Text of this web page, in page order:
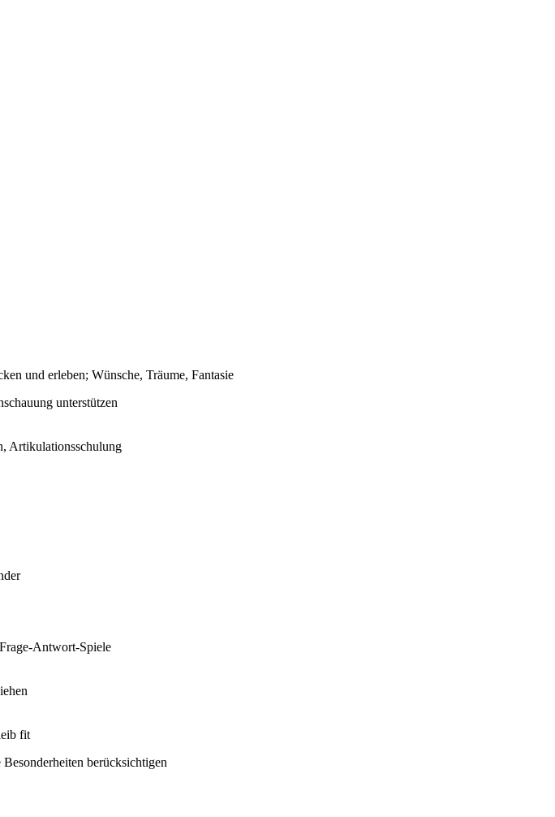
und erleben; Wünsche, Träume, Fantasie
unterstützen
Artikulationsschulung
Antwort-Spiele
fit
berücksichtigen